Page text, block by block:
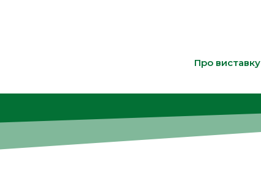
Про виставку